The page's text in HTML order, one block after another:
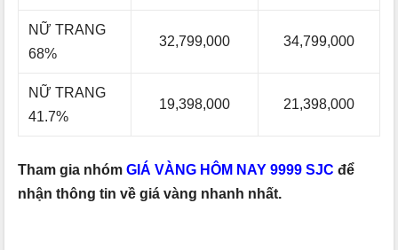
NỮ TRANG
68%
32,799,000 34,799,000
NỮ TRANG
41.7%
19,398,000 21,398,000
Tham gia nhóm GIÁ VÀNG HÔM NAY 9999 SJC để
nhận thông tin về giá vàng nhanh nhất.